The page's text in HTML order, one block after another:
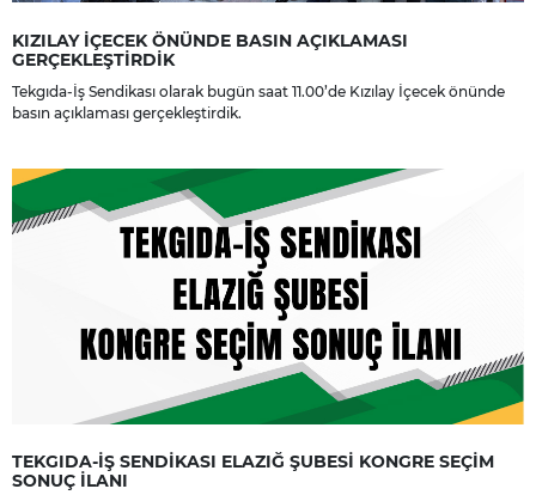
KIZILAY İÇECEK ÖNÜNDE BASIN AÇIKLAMASI
GERÇEKLEŞTİRDİK
Tekgıda-İş Sendikası olarak bugün saat 11.00’de Kızılay İçecek önünde
basın açıklaması gerçekleştirdik.
TEKGIDA-İŞ SENDİKASI ELAZIĞ ŞUBESİ KONGRE SEÇİM
SONUÇ İLANI